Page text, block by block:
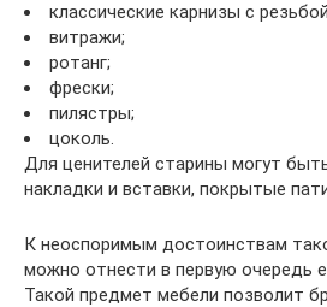
классические карнизы с
витражи;
ротанг;
фрески;
пилястры;
цоколь.
Для ценителей старины могут
накладки и вставки, покрытые
К неоспоримым достоинствам
можно отнести в первую очередь
Такой предмет мебели позволит